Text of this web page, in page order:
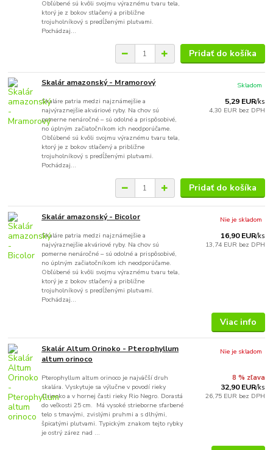
Obľúbené sú kvôli svojmu výraznému tvaru tela,
ktorý je z bokov stlačený a približne
trojuholníkový s predĺženými plutvami.
Pochádzaj...
Pridať do košíka
Skalár amazonský - Mramorový
Skaláre patria medzi najznámejšie a
najvýraznejšie akváriové ryby. Na chov sú
pomerne nenáročné – sú odolné a prispôsobivé,
no úplným začiatočníkom ich neodporúčame.
Obľúbené sú kvôli svojmu výraznému tvaru tela,
ktorý je z bokov stlačený a približne
trojuholníkový s predĺženými plutvami.
Pochádzaj...
5,29 EUR/ks
4,30 EUR bez DPH
Skladom
Pridať do košíka
Skalár amazonský - Bicolor
Skaláre patria medzi najznámejšie a
najvýraznejšie akváriové ryby. Na chov sú
pomerne nenáročné – sú odolné a prispôsobivé,
no úplným začiatočníkom ich neodporúčame.
Obľúbené sú kvôli svojmu výraznému tvaru tela,
ktorý je z bokov stlačený a približne
trojuholníkový s predĺženými plutvami.
Pochádzaj...
16,90 EUR/ks
13,74 EUR bez DPH
Nie je skladom
Viac info
Skalár Altum Orinoko - Pterophyllum
altum orinoco
Pterophyllum altum orinoco je najväčší druh
skalára. Vyskytuje sa výlučne v povodí rieky
Orinoko a v hornej časti rieky Rio Negro. Dorastá
do veľkosti 25 cm. Má vysoké strieborne sfarbené
telo s tmavými, zvislými pruhmi a s dlhými,
špicatými plutvami. Typickým znakom tejto rybky
je ostrý zárez nad ...
8 % zľava
32,90 EUR/ks
26,75 EUR bez DPH
Nie je skladom